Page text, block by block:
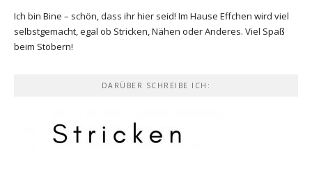
Ich bin Bine – schön, dass ihr hier seid! Im Hause Effchen wird viel
selbstgemacht, egal ob Stricken, Nähen oder Anderes. Viel Spaß
beim Stöbern!
DARÜBER SCHREIBE ICH: